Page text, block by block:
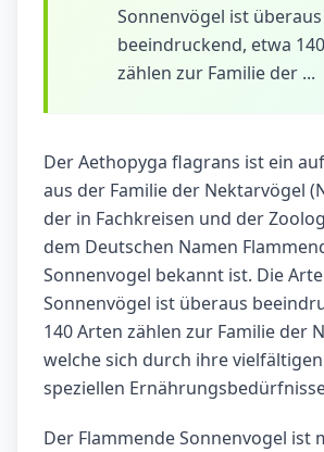
Sonnenvögel ist überaus
beeindruckend, etwa
zählen zur Familie der ...
Der Aethopyga flagrans ist ein
aus der Familie der Nektarvögel
der in Fachkreisen und der
dem Deutschen Namen
Sonnenvogel bekannt ist. Die
Sonnenvögel ist überaus
140 Arten zählen zur Familie der
welche sich durch ihre
speziellen
Der Flammende Sonnenvogel ist